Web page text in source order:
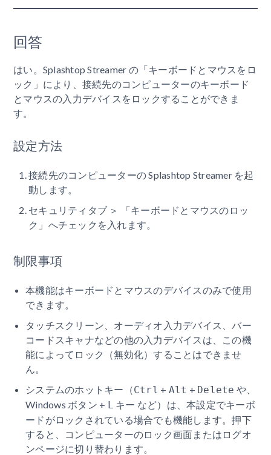
回答
はい。Splashtop Streamer の「キーボードとマウスをロ
ック」により、接続先のコンピューターのキーボード
とマウスの入力デバイスをロックすることができま
す。
設定方法
接続先のコンピューターの Splashtop Streamer を起
動します。
セキュリティタブ ＞ 「キーボードとマウスのロッ
ク」へチェックを入れます。
制限事項
本機能はキーボードとマウスのデバイスのみで使用
できます。
タッチスクリーン、オーディオ入力デバイス、バー
コードスキャナなどの他の入力デバイスは、この機
能によってロック（無効化）することはできませ
ん。
システムのホットキー（Ctrl + Alt + Delete や、
Windows ボタン + L キー など）は、本設定でキーボ
ードがロックされている場合でも機能します。押下
すると、コンピューターのロック画面またはログオ
ンページに切り替わります。